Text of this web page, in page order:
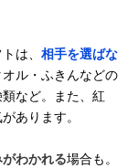
は、 相手を選ばな
ル・ふきんなどの
など。また、紅
あります。
わかれる場合も。